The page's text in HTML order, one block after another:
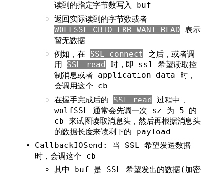
读到的指定字节数写入 buf
返回实际读到的字节数或者
WOLFSSL_CBIO_ERR_WANT_READ 表示
暂无数据
例如，在 SSL_connect
之后，或者调
用 SSL_read
时，即 ssl 希望读取控
制消息或者 application data 时，
会调用这个 cb
在握手完成后的 SSL_read
过程中，
wolfSSL 通常会先调一次 sz 为 5 的
cb 来试图读取消息头，然后再根据消息头
的数据长度来读剩下的 payload
CallbackIOSend: 当 SSL 希望发送数据
时，会调这个 cb
其中 buf 是 SSL 希望发出的数据(加密